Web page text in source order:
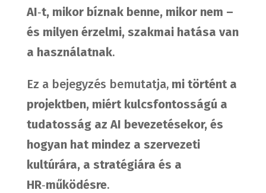
AI‑t, mikor bíznak benne, mikor nem –
és milyen érzelmi, szakmai hatása van
a használatnak.
Ez a bejegyzés bemutatja, mi történt a
projektben, miért kulcsfontosságú a
tudatosság az AI bevezetésekor, és
hogyan hat mindez a szervezeti
kultúrára, a stratégiára és a
HR‑működésre.